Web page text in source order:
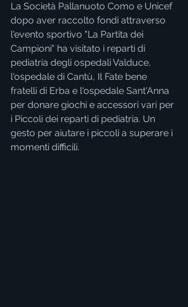
La Società Pallanuoto Como e Unicef
dopo aver raccolto fondi attraverso
l'evento sportivo "La Partita dei
Campioni" ha visitato i reparti di
pediatria degli ospedali Valduce,
l'ospedale di Cantù, Il Fate bene
fratelli di Erba e l'ospedale Sant'Anna
per donare giochi e accessori vari per
i Piccoli dei reparti di pediatria. Un
gesto per aiutare i piccoli a superare i
momenti difficili.